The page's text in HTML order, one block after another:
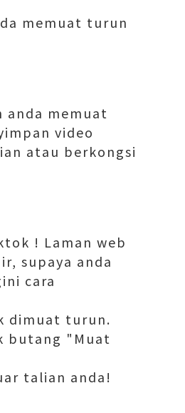
memuat turun
anda memuat
video
atau berkongsi
! Laman web
supaya anda
cara
dimuat turun.
butang "Muat
talian anda!